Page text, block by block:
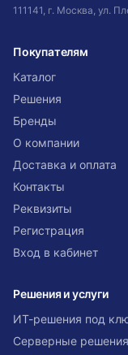
111141, г. Москва, ул.
Покупателям
Каталог
Решения
Бренды
О компании
Доставка и оплата
Контакты
Реквизиты
Регистрация
Вход в кабинет
Решения и услуги
ИТ-решения под
Серверные решения